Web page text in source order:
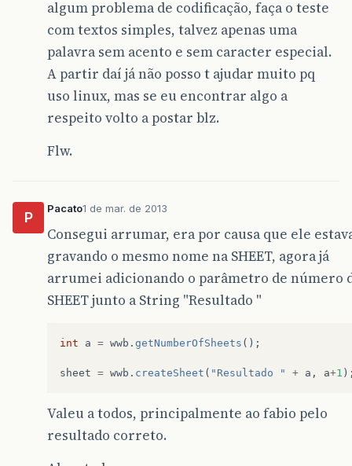
algum problema de codificação, faça o teste
com textos simples, talvez apenas uma
palavra sem acento e sem caracter especial.
A partir daí já não posso t ajudar muito pq
uso linux, mas se eu encontrar algo a
respeito volto a postar blz.
Flw.
P
Pacato1 de mar. de 2013
Consegui arrumar, era por causa que ele
gravando o mesmo nome na SHEET, agora já
arrumei adicionando o parâmetro de número
SHEET junto a String "Resultado "
int a = wwb . getNumberOfSheets ();
sheet = wwb . createSheet ( "Resultado " + a , a+1
Valeu a todos, principalmente ao fabio pelo
resultado correto.